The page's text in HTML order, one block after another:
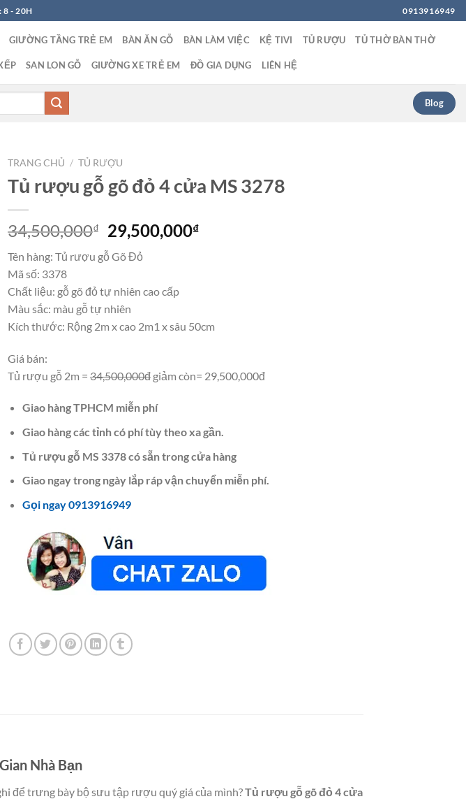
8 - 20H 0913916949
GIƯỜNG TẦNG TRẺ EM BÀN ĂN GỖ BÀN LÀM VIỆC KỆ TIVI TỦ RƯỢU TỦ THỜ BÀN THỜ
SAN LON GỖ GIƯỜNG XE TRẺ EM ĐỒ GIA DỤNG LIÊN HỆ
Blog
TRANG CHỦ / TỦ RƯỢU
Tủ rượu gỗ gõ đỏ 4 cửa MS 3278
34,500,000₫
Giá
gốc
là:
29,500,000₫Giá
Tên hàng: Tủ rượu gỗ Gõ Đỏ
Mã số: 3378
Chất liệu: gỗ gõ đỏ tự nhiên cao cấp
Màu sắc: màu gỗ tự nhiên
Kích thước: Rộng 2m x cao 2m1 x sâu 50cm
Giá bán:
Tủ rượu gỗ 2m = 34,500,000đ giảm còn= 29,500,000đ
Giao hàng TPHCM miễn phí
Giao hàng các tỉnh có phí tùy theo xa gần.
Tủ rượu gỗ MS 3378 có sẵn trong cửa hàng
Giao ngay trong ngày lắp ráp vận chuyển miễn phí.
Gọi ngay 0913916949
Nhà Bạn
để trưng bày bộ sưu tập rượu quý giá của mình?Tủ rượu gỗ gõ đỏ 4 cửa